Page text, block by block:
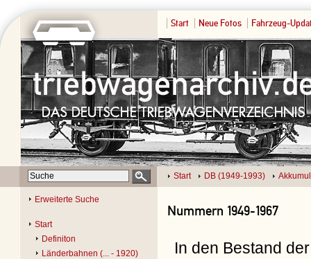
Start Neue Fotos Fahrzeug-
Start DB (1949-1993)
Erweiterte Suche
Start
Definiton
Länderbahnen (... - 1920)
Nummern 1949-1967
In den Bestand